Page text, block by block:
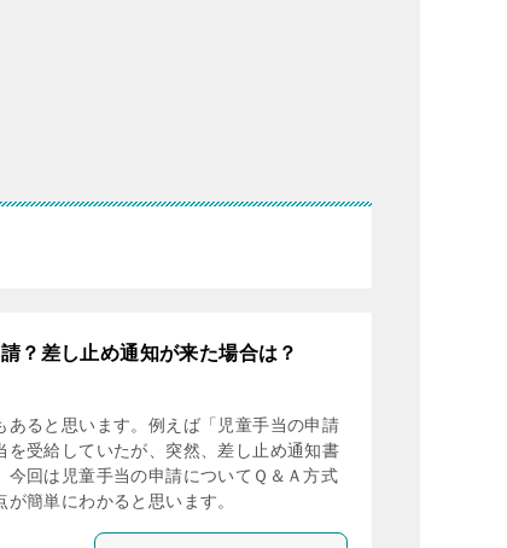
？差し止め通知が来た場合は？
ると思います。例えば「児童手当の申請
受給していたが、突然、差し止め通知書
回は児童手当の申請についてＱ＆Ａ方式
簡単にわかると思います。